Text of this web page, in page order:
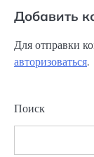
Добавить
Для отправки
авторизоваться.
Поиск